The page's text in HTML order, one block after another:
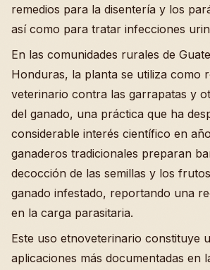
remedios para la disentería y los
así como para tratar infecciones
En las comunidades rurales de
Honduras, la planta se utiliza como
veterinario contra las garrapatas y
del ganado, una práctica que ha
considerable interés científico en
ganaderos tradicionales preparan
decocción de las semillas y los
ganado infestado, reportando una
en la carga parasitaria.
Este uso etnoveterinario constituye
aplicaciones más documentadas en